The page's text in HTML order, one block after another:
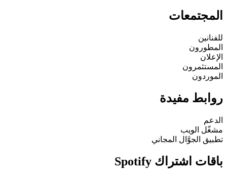
المجتمعات
للفنانين
المطورون
الإعلان
المستثمرون
الموردون
روابط مفيدة
الدعم
مشغّل الويب
تطبيق الجوَّال المجاني
باقات اشتراك Spotify